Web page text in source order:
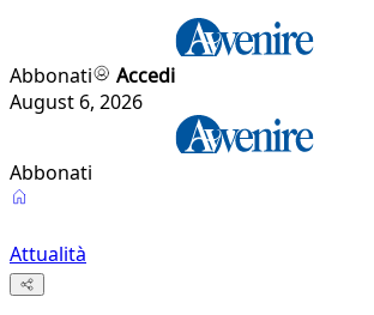
Abbonati
Accedi
August 6, 2026
Abbonati
Attualità